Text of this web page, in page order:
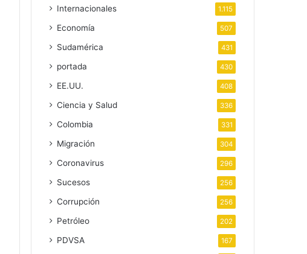
Internacionales 1.115
Economía 507
Sudamérica 431
portada 430
EE.UU. 408
Ciencia y Salud 336
Colombia 331
Migración 304
Coronavirus 296
Sucesos 256
Corrupción 256
Petróleo 202
PDVSA 167